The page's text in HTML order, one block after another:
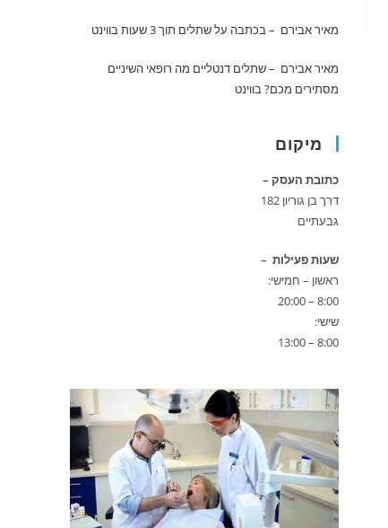
מאיר אבירם – בכתבה על שתלים תוך 3 שעות בווינט
מאיר אבירם – שתלים דנטליים מה רופאי השיניים
מסתירים מכם?בווינט
מיקום
כתובת העסק –
דרך בן גוריון 182
גבעתיים
שעות פעילות –
ראשון – חמישי:
8:00 – 20:00
שישי:
8:00 – 13:00